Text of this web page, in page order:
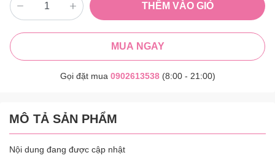
THÊM VÀO GIỎ
MUA NGAY
Gọi đặt mua 0902613538(8:00 - 21:00)
MÔ TẢ SẢN PHẨM
Nội dung đang được cập nhật